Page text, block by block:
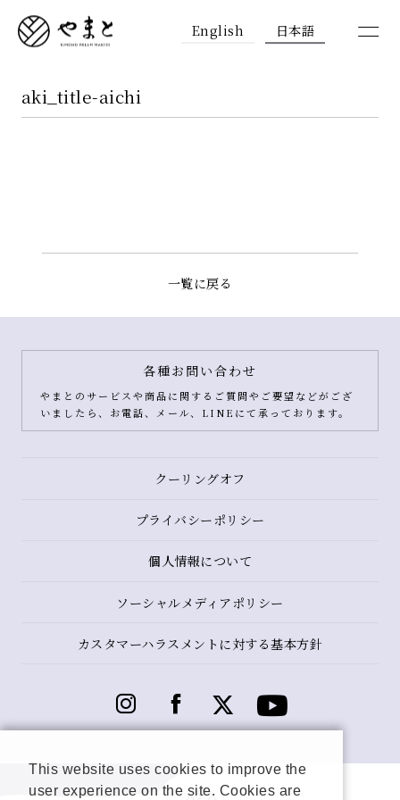
English 日本語
aki_title-aichi
一覧に戻る
各種お問い合わせ
やまとのサービスや商品に関するご質問やご要望などがござ
いましたら、お電話、メール、LINEにて承っております。
クーリングオフ
プライバシーポリシー
個人情報について
ソーシャルメディアポリシー
カスタマーハラスメントに対する基本方針
This website uses cookies to improve the
user experience on the site. Cookies are